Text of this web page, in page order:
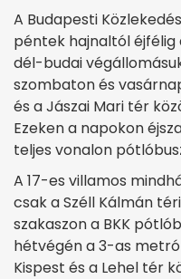
A Budapesti
péntek hajnaltól
dél-budai
szombaton és
és a Jászai Mari tér
Ezeken a napokon
teljes vonalon
A 17-es villamos
csak a Széll Kálmán
szakaszon a BKK
hétvégén a 3-as
Kispest és a Lehel tér